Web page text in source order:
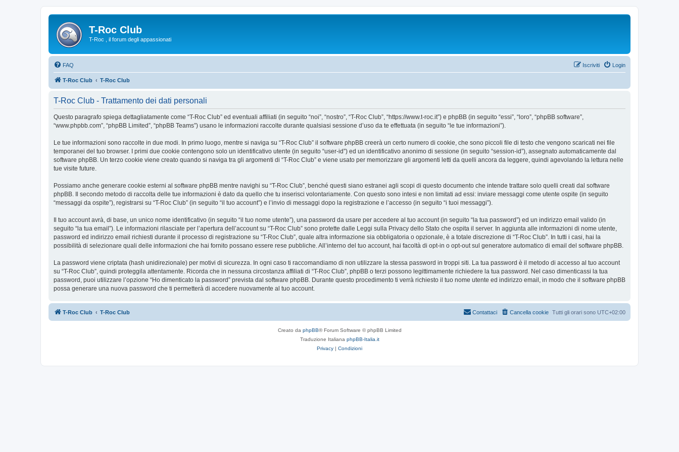
T-Roc Club
T-Roc , il forum degli appassionati
FAQ Login
Iscriviti
T-Roc Club T-Roc Club
T-Roc Club - Trattamento dei dati personali
Questo paragrafo spiega dettagliatamente come “T-Roc Club” ed eventuali affiliati (in seguito “noi”, “nostro”, “T-Roc Club”, “https://www.t-roc.it”) e phpBB (in seguito “essi”, “loro”, “phpBB software”,
“www.phpbb.com”, “phpBB Limited”, “phpBB Teams”) usano le informazioni raccolte durante qualsiasi sessione d’uso da te effettuata (in seguito “le tue informazioni”).
Le tue informazioni sono raccolte in due modi. In primo luogo, mentre si naviga su “T-Roc Club” il software phpBB creerà un certo numero di cookie, che sono piccoli file di testo che vengono scaricati nei file
temporanei del tuo browser. I primi due cookie contengono solo un identificativo utente (in seguito “user-id”) ed un identificativo anonimo di sessione (in seguito “session-id”), assegnato automaticamente dal
software phpBB. Un terzo cookie viene creato quando si naviga tra gli argomenti di “T-Roc Club” e viene usato per memorizzare gli argomenti letti da quelli ancora da leggere, quindi agevolando la lettura nelle
tue visite future.
Possiamo anche generare cookie esterni al software phpBB mentre navighi su “T-Roc Club”, benché questi siano estranei agli scopi di questo documento che intende trattare solo quelli creati dal software
phpBB. Il secondo metodo di raccolta delle tue informazioni è dato da quello che tu inserisci volontariamente. Con questo sono intesi e non limitati ad essi: inviare messaggi come utente ospite (in seguito
“messaggi da ospite”), registrarsi su “T-Roc Club” (in seguito “il tuo account”) e l’invio di messaggi dopo la registrazione e l’accesso (in seguito “i tuoi messaggi”).
Il tuo account avrà, di base, un unico nome identificativo (in seguito “il tuo nome utente”), una password da usare per accedere al tuo account (in seguito “la tua password”) ed un indirizzo email valido (in
seguito “la tua email”). Le informazioni rilasciate per l’apertura dell’account su “T-Roc Club” sono protette dalle Leggi sulla Privacy dello Stato che ospita il server. In aggiunta alle informazioni di nome utente,
password ed indirizzo email richiesti durante il processo di registrazione su “T-Roc Club”, quale altra informazione sia obbligatoria o opzionale, è a totale discrezione di “T-Roc Club”. In tutti i casi, hai la
possibilità di selezionare quali delle informazioni che hai fornito possano essere rese pubbliche. All’interno del tuo account, hai facoltà di opt-in o opt-out sul generatore automatico di email del software phpBB.
La password viene criptata (hash unidirezionale) per motivi di sicurezza. In ogni caso ti raccomandiamo di non utilizzare la stessa password in troppi siti. La tua password è il metodo di accesso al tuo account
su “T-Roc Club”, quindi proteggila attentamente. Ricorda che in nessuna circostanza affiliati di “T-Roc Club”, phpBB o terzi possono legittimamente richiedere la tua password. Nel caso dimenticassi la tua
password, puoi utilizzare l’opzione “Ho dimenticato la password” prevista dal software phpBB. Durante questo procedimento ti verrà richiesto il tuo nome utente ed indirizzo email, in modo che il software phpBB
possa generare una nuova password che ti permetterà di accedere nuovamente al tuo account.
T-Roc Club T-Roc Club Tutti gli orari sono UTC+02:00
Cancella cookie
Contattaci
Creato da phpBB® Forum Software © phpBB Limited
Traduzione Italiana phpBB-Italia.it
Privacy | Condizioni